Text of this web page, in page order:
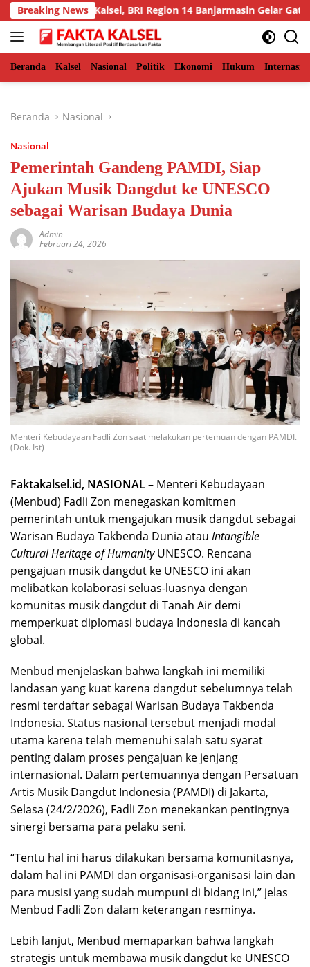
Langsung
ke
konten
Breaking News
Migas Kalsel, BRI Region 14 Banjarmasin Gelar Gathering
Beranda Kalsel Nasional Politik Ekonomi Hukum
Beranda Nasional
Nasional
Pemerintah Gandeng PAMDI, Siap
Ajukan Musik Dangdut ke UNESCO
sebagai Warisan Budaya Dunia
Admin
Februari 24, 2026
Menteri Kebudayaan Fadli Zon saat melakukan pertemuan dengan PAMDI.
(Dok. Ist)
Faktakalsel.id, NASIONAL – Menteri Kebudayaan
(Menbud) Fadli Zon menegaskan komitmen
pemerintah untuk mengajukan musik dangdut sebagai
Warisan Budaya Takbenda Dunia atau Intangible
Cultural Heritage of HumanityUNESCO. Rencana
pengajuan musik dangdut ke UNESCO ini akan
melibatkan kolaborasi seluas-luasnya dengan
komunitas musik dangdut di Tanah Air demi
memperkuat diplomasi budaya Indonesia di kancah
global.
Menbud menjelaskan bahwa langkah ini memiliki
landasan yang kuat karena dangdut sebelumnya telah
resmi terdaftar sebagai Warisan Budaya Takbenda
Indonesia. Status nasional tersebut menjadi modal
utama karena telah memenuhi salah satu syarat
penting dalam proses pengajuan ke jenjang
internasional. Dalam pertemuannya dengan Persatuan
Artis Musik Dangdut Indonesia (PAMDI) di Jakarta,
Selasa (24/2/2026), Fadli Zon menekankan pentingnya
sinergi bersama para pelaku seni.
“Tentu hal ini harus dilakukan bersama komunitasnya,
dalam hal ini PAMDI dan organisasi-organisasi lain dan
para musisi yang sudah mumpuni di bidang ini,” jelas
Menbud Fadli Zon dalam keterangan resminya.
Lebih lanjut, Menbud memaparkan bahwa langkah
strategis untuk membawa musik dangdut ke UNESCO